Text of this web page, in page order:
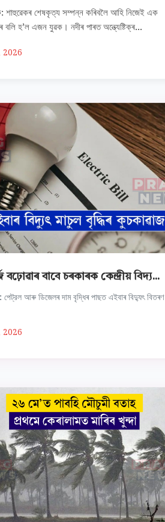
শাহুৱেকৰ শেষকৃত্য সম্পন্ন কৰিবলৈ আহি নিজেই এক
বলি হ’ল এজন যুৱক। নদীৰ পাৰত অন্ত্যেষ্টিক্ৰ...
2026
বঢ়োৱাৰ বাবে চৰকাৰক কেন্দ্ৰীয় বিদ্য...
পেট্রল আৰু ডিজেলৰ দাম বৃদ্ধিৰ পাছত এইবাৰ বিদ্যুৎ বিতৰণ
2026